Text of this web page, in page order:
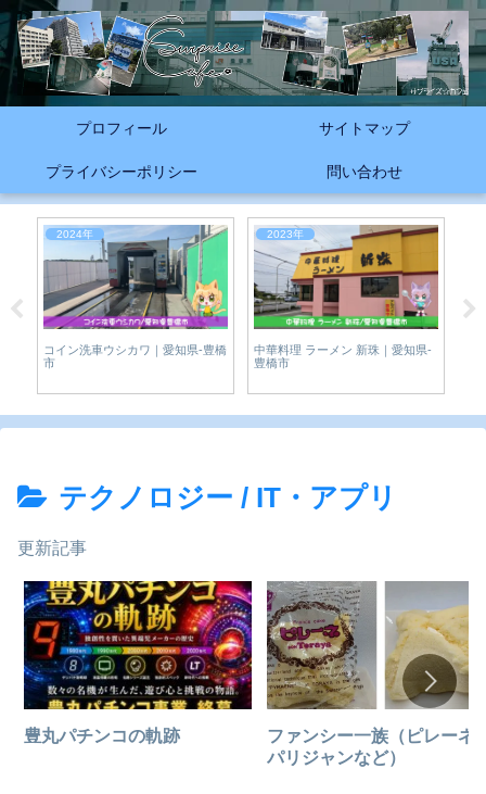
プロフィール サイトマップ
プライバシーポリシー 問い合わせ
2024年
コイン洗車ウシカワ｜愛知県-豊橋
2023年
中華料理 ラーメン 新珠｜愛知県-
豊橋市
テクノロジー / IT・アプリ
更新記事
豊丸パチンコの軌跡
ファンシー一族（ピレーネ
パリジャンなど）